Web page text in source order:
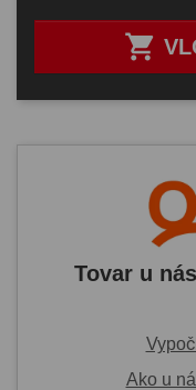

Tovar u
Ako u